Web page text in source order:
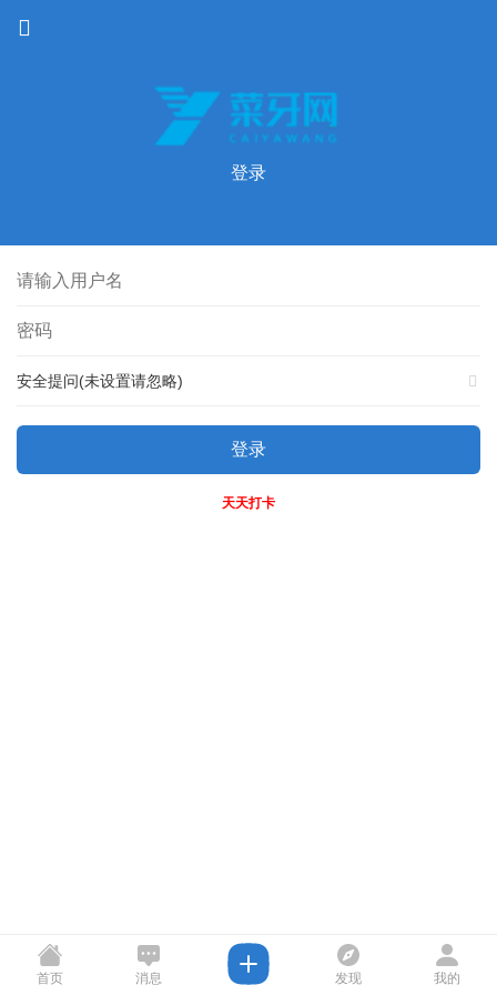
登录
安全提问(未设置请忽略)
登录
天天打卡
首页 消息 发现 我的